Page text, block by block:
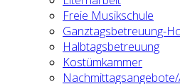
Freie Musikschule
Ganztagsbetreuung-
Halbtagsbetreuung
Kostümkammer
Nachmittagsangebote/